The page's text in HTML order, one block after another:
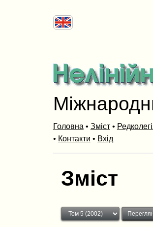
Головна • Зміст•
• Контакти • Вхід
Зміст